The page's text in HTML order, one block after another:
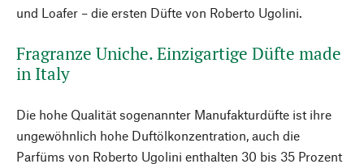
und Loafer – die ersten Düfte von Roberto Ugolini.
Fragranze Uniche. Einzigartige Düfte made
in Italy
Die hohe Qualität sogenannter Manufakturdüfte ist ihre
ungewöhnlich hohe Duftölkonzentration, auch die
Parfüms von Roberto Ugolini enthalten 30 bis 35 Prozent